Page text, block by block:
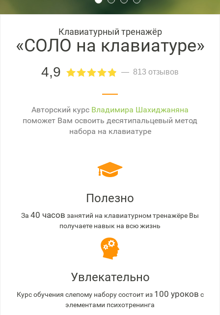
Клавиатурный тренажёр
«СОЛО на клавиатуре»
4,9 813 отзывов
Авторский курс Владимира Шахиджаняна
поможет Вам освоить десятипальцевый метод
набора на клавиатуре
Полезно
За 40 часов занятий на клавиатурном тренажёре Вы
получаете навык на всю жизнь
Увлекательно
Курс обучения слепому набору состоит из 100 уроков с
элементами психотренинга